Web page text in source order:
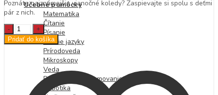
Učebné pomôcky
Matematika
Čítanie
Písanie
Cudzie jazyky
Prírodoveda
Mikroskopy
Veda
Počítače a programovanie
Robotika
Poznáte najznámejšie vianočné koledy? Zaspievajte si spolu s deťmi
pár z nich.
Najkrajšie
vianočné
koledy
Pridať do košíka